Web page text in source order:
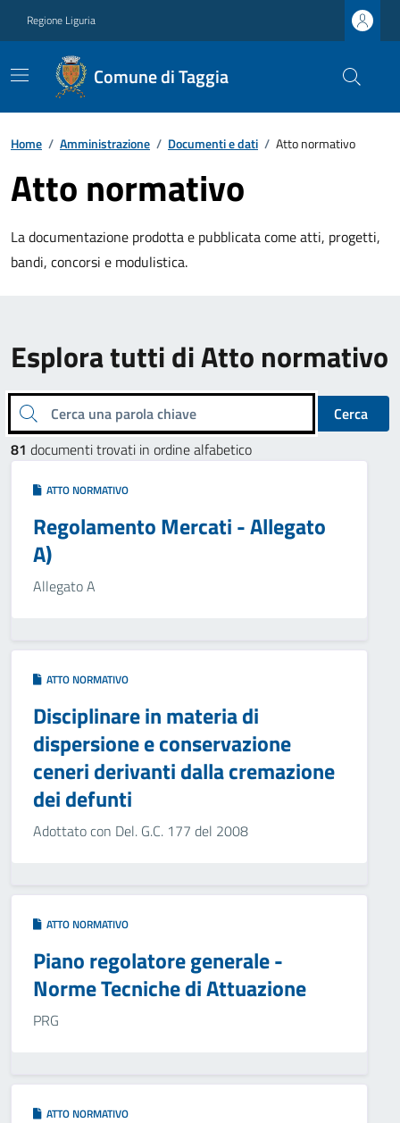
Regione Liguria
Comune di Taggia
Home / Amministrazione / Documenti e dati / Atto normativo
Atto normativo
La documentazione prodotta e pubblicata come atti, progetti,
bandi, concorsi e modulistica.
Esplora tutti di Atto normativo
Cerca una parola chiave
Cerca
81 documenti trovati in ordine alfabetico
ATTO NORMATIVO
Regolamento Mercati - Allegato
A)
Allegato A
ATTO NORMATIVO
Disciplinare in materia di
dispersione e conservazione
ceneri derivanti dalla cremazione
dei defunti
Adottato con Del. G.C. 177 del 2008
ATTO NORMATIVO
Piano regolatore generale -
Norme Tecniche di Attuazione
PRG
ATTO NORMATIVO